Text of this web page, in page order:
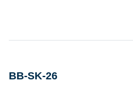
BB-SK-26